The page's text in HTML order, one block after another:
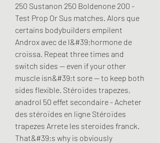
250 Sustanon 250 Boldenone 200 -
Test Prop Or Sus matches. Alors que
certains bodybuilders empilent
Androx avec de l&#39;hormone de
croissa. Repeat three times and
switch sides — even if your other
muscle isn&#39;t sore — to keep both
sides flexible. Stéroïdes trapezes,
anadrol 50 effet secondaire - Acheter
des stéroïdes en ligne Stéroïdes
trapezes Arrete les steroides franck.
That&#39;s why is obviously